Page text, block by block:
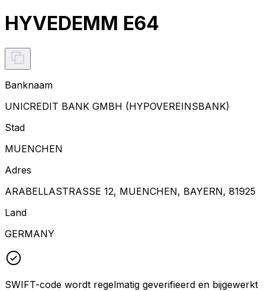
HYVEDEMM E64
Banknaam
UNICREDIT BANK GMBH (HYPOVEREINSBANK)
Stad
MUENCHEN
Adres
ARABELLASTRASSE 12, MUENCHEN, BAYERN, 81925
Land
GERMANY
SWIFT-code wordt regelmatig geverifieerd en bijgewerkt